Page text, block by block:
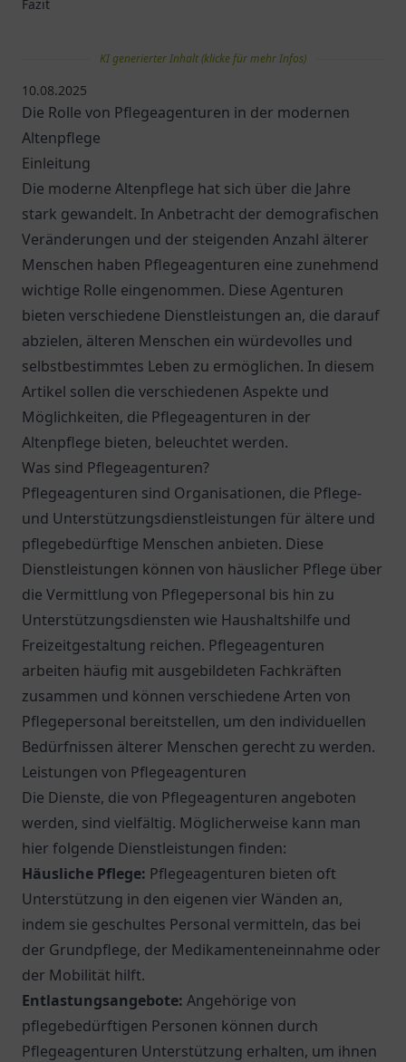
Fazit
KI generierter Inhalt (klicke für mehr Infos)
10.08.2025
Die Rolle von Pflegeagenturen in der modernen
Altenpflege
Einleitung
Die moderne Altenpflege hat sich über die Jahre
stark gewandelt. In Anbetracht der demografischen
Veränderungen und der steigenden Anzahl älterer
Menschen haben Pflegeagenturen eine zunehmend
wichtige Rolle eingenommen. Diese Agenturen
bieten verschiedene Dienstleistungen an, die darauf
abzielen, älteren Menschen ein würdevolles und
selbstbestimmtes Leben zu ermöglichen. In diesem
Artikel sollen die verschiedenen Aspekte und
Möglichkeiten, die Pflegeagenturen in der
Altenpflege bieten, beleuchtet werden.
Was sind Pflegeagenturen?
Pflegeagenturen sind Organisationen, die Pflege-
und Unterstützungsdienstleistungen für ältere und
pflegebedürftige Menschen anbieten. Diese
Dienstleistungen können von häuslicher Pflege über
die Vermittlung von Pflegepersonal bis hin zu
Unterstützungsdiensten wie Haushaltshilfe und
Freizeitgestaltung reichen. Pflegeagenturen
arbeiten häufig mit ausgebildeten Fachkräften
zusammen und können verschiedene Arten von
Pflegepersonal bereitstellen, um den individuellen
Bedürfnissen älterer Menschen gerecht zu werden.
Leistungen von Pflegeagenturen
Die Dienste, die von Pflegeagenturen angeboten
werden, sind vielfältig. Möglicherweise kann man
hier folgende Dienstleistungen finden:
Häusliche Pflege: Pflegeagenturen bieten oft
Unterstützung in den eigenen vier Wänden an,
indem sie geschultes Personal vermitteln, das bei
der Grundpflege, der Medikamenteneinnahme oder
der Mobilität hilft.
Entlastungsangebote: Angehörige von
pflegebedürftigen Personen können durch
Pflegeagenturen Unterstützung erhalten, um ihnen